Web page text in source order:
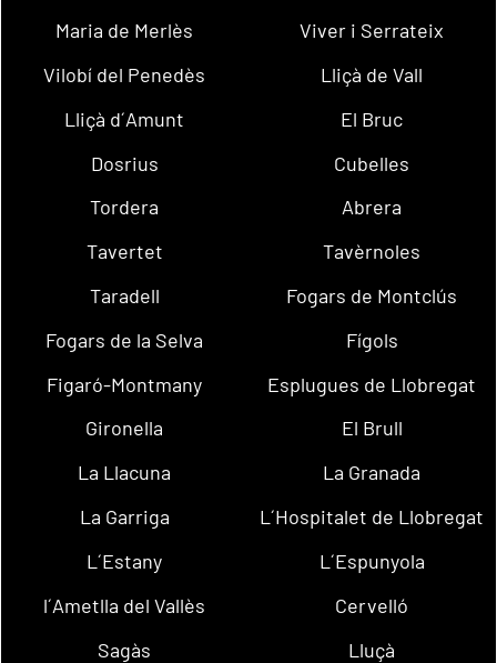
Maria de Merlès
Viver i Serrateix
Vilobí del Penedès
Lliçà de Vall
Lliçà d´Amunt
El Bruc
Dosrius
Cubelles
Tordera
Abrera
Tavertet
Tavèrnoles
Taradell
Fogars de Montclús
Fogars de la Selva
Fígols
Figaró-Montmany
Esplugues de Llobregat
Gironella
El Brull
La Llacuna
La Granada
La Garriga
L´Hospitalet de Llobregat
L´Estany
L´Espunyola
l´Ametlla del Vallès
Cervelló
Sagàs
Lluçà